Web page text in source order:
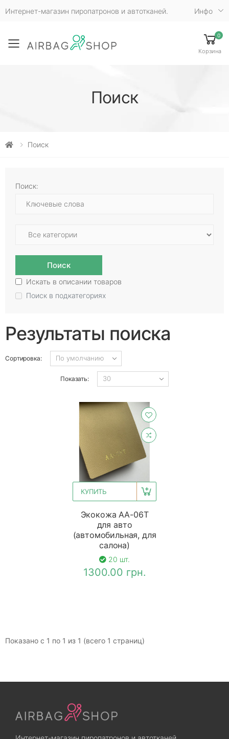
Интернет-магазин пиропатронов и автотканей. Инфо
Toggle mobile menu
0
Корзина
Поиск
Поиск
Поиск:
Поиск
Искать в описании товаров
Поиск в подкатегориях
Результаты поиска
Сортировка:
Показать:
КУПИТЬ
Экокожа АА-06Т
для авто
(автомобильная, для
салона)
20 шт.
1300.00 грн.
Показано с 1 по 1 из 1 (всего 1 страниц)